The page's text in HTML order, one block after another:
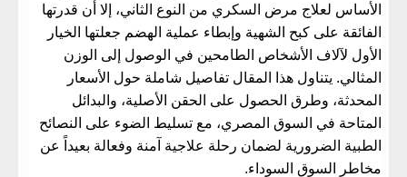
الأساس لعلاج مرض السكري من النوع الثاني، إلا أن قدرتها
الفائقة على كبح الشهية وإبطاء عملية الهضم جعلتها الخيار
الأول لآلاف الأشخاص الطامحين في الوصول إلى الوزن
المثالي. يتناول هذا المقال تفاصيل شاملة حول الأسعار
المحدثة، وطرق الحصول على الحقن الأصلية، والبدائل
المتاحة في السوق المصري، مع تسليط الضوء على النصائح
الطبية الضرورية لضمان رحلة علاجية آمنة وفعالة بعيداً عن
مخاطر السوق السوداء.